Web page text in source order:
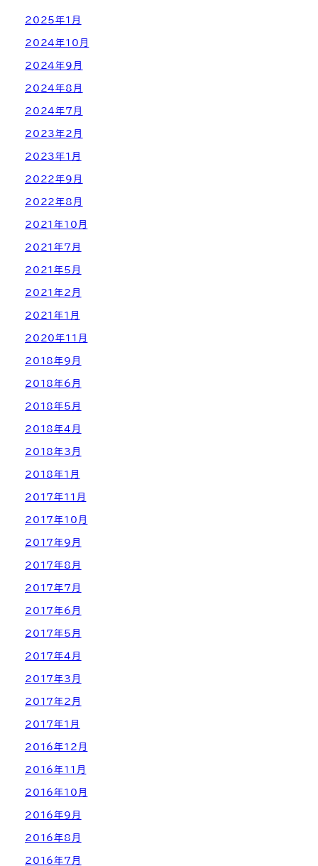
2025年1月
2024年10月
2024年9月
2024年8月
2024年7月
2023年2月
2023年1月
2022年9月
2022年8月
2021年10月
2021年7月
2021年5月
2021年2月
2021年1月
2020年11月
2018年9月
2018年6月
2018年5月
2018年4月
2018年3月
2018年1月
2017年11月
2017年10月
2017年9月
2017年8月
2017年7月
2017年6月
2017年5月
2017年4月
2017年3月
2017年2月
2017年1月
2016年12月
2016年11月
2016年10月
2016年9月
2016年8月
2016年7月